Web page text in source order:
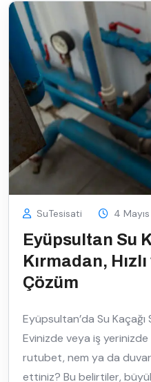
SuTesisati 4
Eyüpsultan Su
Kırmadan,
Çözüm
Eyüpsultan’da Su Kaçağı
Evinizde veya iş yerinizde
rutubet, nem ya da
ettiniz? Bu belirtiler,